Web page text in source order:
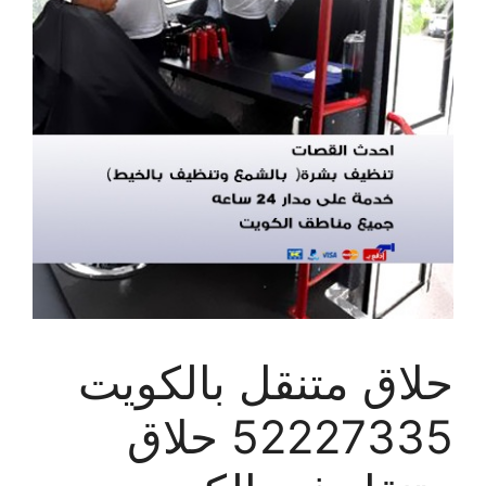
حلاق متنقل بالكويت
52227335 حلاق